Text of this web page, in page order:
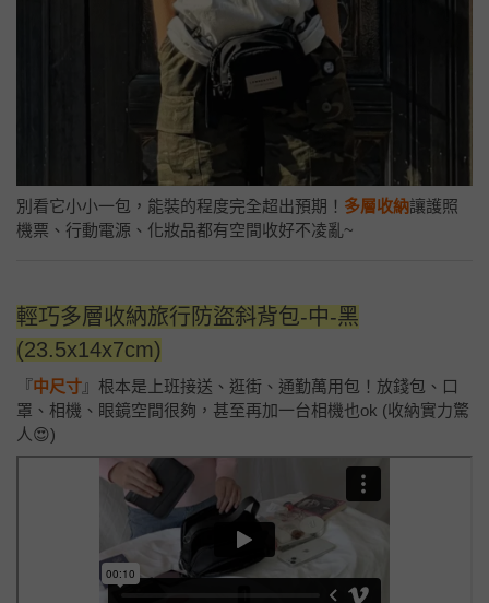
別看它小小一包，能裝的程度完全超出預期！ 多層收納讓護照
機票、行動電源、化妝品都有空間收好不凌亂~
輕巧多層收納旅行防盜斜背包-中-黑
(23.5x14x7cm)
『中尺寸』根本是上班接送、逛街、通勤萬用包！放錢包、口
罩、相機、眼鏡空間很夠，甚至再加一台相機也ok (收納實力驚
人😍)